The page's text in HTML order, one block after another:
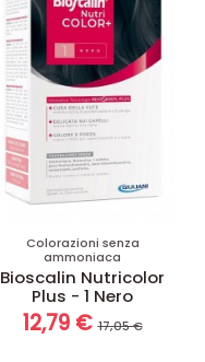
Colorazioni senza
ammoniaca
Bioscalin Nutricolor
Plus - 1 Nero
12,79 €17,05 €